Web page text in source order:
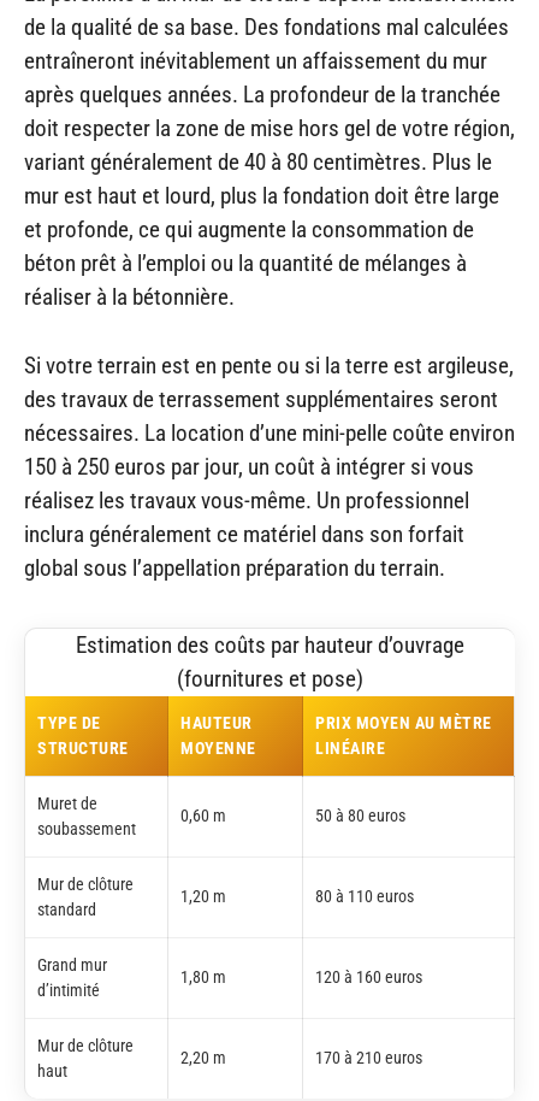
de la qualité de sa base. Des fondations mal calculées
entraîneront inévitablement un affaissement du mur
après quelques années. La profondeur de la tranchée
doit respecter la zone de mise hors gel de votre région,
variant généralement de 40 à 80 centimètres. Plus le
mur est haut et lourd, plus la fondation doit être large
et profonde, ce qui augmente la consommation de
béton prêt à l’emploi ou la quantité de mélanges à
réaliser à la bétonnière.
Si votre terrain est en pente ou si la terre est argileuse,
des travaux de terrassement supplémentaires seront
nécessaires. La location d’une mini-pelle coûte environ
150 à 250 euros par jour, un coût à intégrer si vous
réalisez les travaux vous-même. Un professionnel
inclura généralement ce matériel dans son forfait
global sous l’appellation préparation du terrain.
Estimation des coûts par hauteur d’ouvrage
(fournitures et pose)
TYPE DE
STRUCTURE
HAUTEUR
MOYENNE
PRIX MOYEN AU MÈTRE
LINÉAIRE
Muret de
soubassement
0,60 m 50 à 80 euros
Mur de clôture
standard
1,20 m 80 à 110 euros
Grand mur
d’intimité
1,80 m 120 à 160 euros
Mur de clôture
haut
2,20 m 170 à 210 euros